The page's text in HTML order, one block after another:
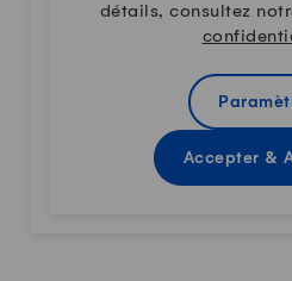
détails, consultez
Accepter &